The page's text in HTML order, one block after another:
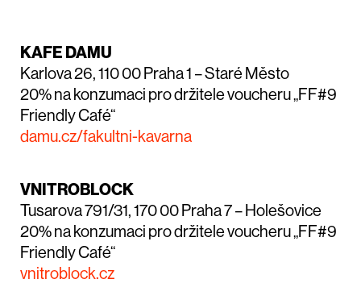
KAFE DAMU
Karlova 26, 110 00 Praha 1 – Staré Město
20% na konzumaci pro držitele voucheru „FF#9
Friendly Café“
damu.cz/fakultni-kavarna
VNITROBLOCK
Tusarova 791/31, 170 00 Praha 7 – Holešovice
20% na konzumaci pro držitele voucheru „FF#9
Friendly Café“
vnitroblock.cz